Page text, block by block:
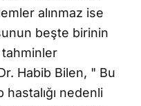
alınmaz ise
beşte birinin
Habib Bilen, " Bu
nedenli